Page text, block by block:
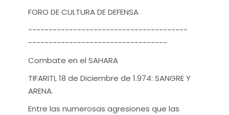
FORO DE CULTURA DE DEFENSA
---------------------------------------
----------------------------------
Combate en el SAHARA
TIFARITI, 18 de Diciembre de 1.974: SANGRE Y
ARENA.
Entre las numerosas agresiones que las